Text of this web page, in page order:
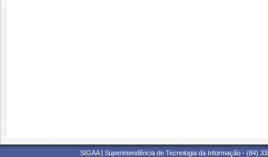
SIGAA | Superintendência de Tecnologia da Informação - (84)